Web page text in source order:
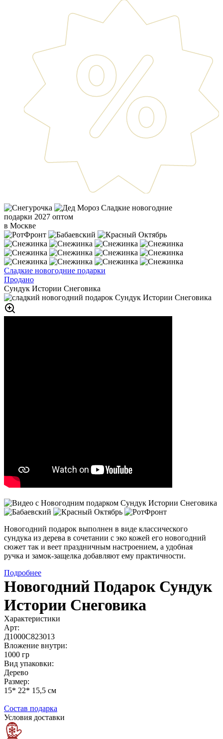
Сладкие новогодние
подарки 2027 оптом
в Москве
Сладкие новогодние подарки
Продано
Сундук Истории Снеговика
Новогодний подарок выполнен в виде классического
сундука из дерева в сочетании с эко кожей его новогодний
сюжет так и веет праздничным настроением, а удобная
ручка и замок-защелка добавляют ему практичности.
Подробнее
Новогодний Подарок Сундук
Истории Снеговика
Характеристики
Арт:
Д1000С823013
Вложение внутри:
1000 гр
Вид упаковки:
Дерево
Размер:
15* 22* 15,5 см
Состав подарка
Условия доставки